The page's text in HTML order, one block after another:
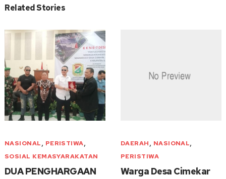
Related Stories
NASIONAL, PERISTIWA,
SOSIAL KEMASYARAKATAN
DUA PENGHARGAAN
DAERAH, NASIONAL,
PERISTIWA
Warga Desa Cimekar